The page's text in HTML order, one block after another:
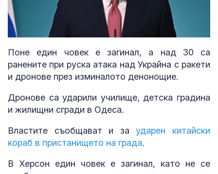
Unmute Loaded
100.00%
Поне един човек е загинал, а над 30 са
ранените при руска атака над Украйна с ракети
и дронове през изминалото денонощие.
Дронове са ударили училище, детска градина
и жилищни сгради в Одеса.
Властите съобщават и заударен китайски
кораб в пристанището на града.
В Херсон един човек е загинал, като не се